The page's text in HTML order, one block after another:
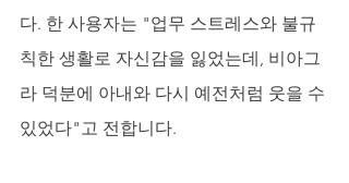
다. 한 사용자는 "업무 스트레스와 불규
칙한 생활로 자신감을 잃었는데, 비아그
라 덕분에 아내와 다시 예전처럼 웃을 수
있었다"고 전합니다.